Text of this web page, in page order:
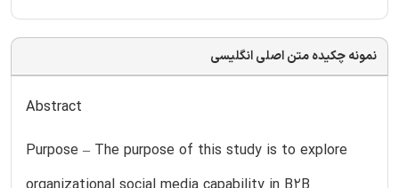
نمونه چکیده متن اصلی انگلیسی
Abstract
Purpose – The purpose of this study is to explore